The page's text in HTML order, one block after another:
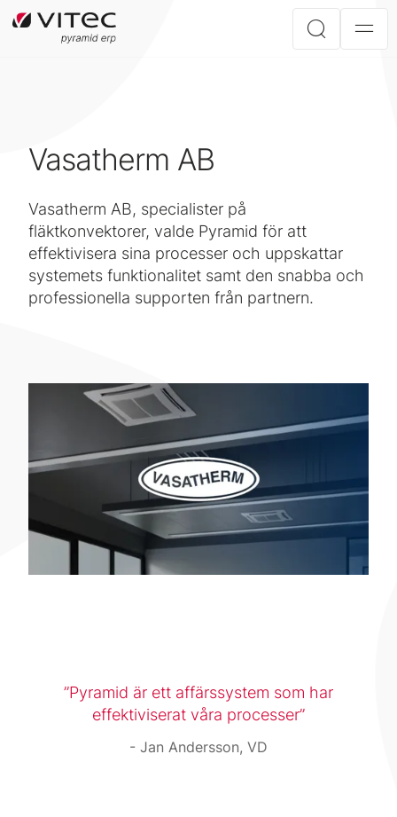
Vasatherm AB
Vasatherm AB, specialister på
fläktkonvektorer, valde Pyramid för att
effektivisera sina processer och uppskattar
systemets funktionalitet samt den snabba och
professionella supporten från partnern.
Pyramid är ett affärssystem som har
effektiviserat våra processer
Jan Andersson, VD